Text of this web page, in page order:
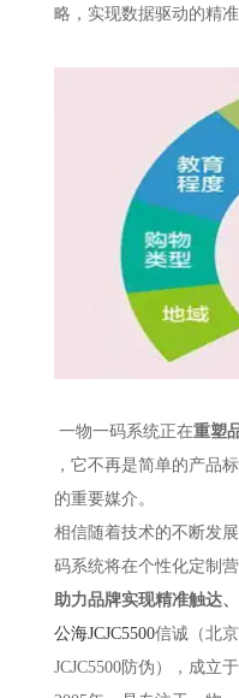
略，实现数据驱动的精准
一物一码系统正在重塑
，它不再是简单的产品
的重要媒介。
相信随着技术的不断发
码系统将在个性化定制
助力品牌实现精准触达
公海JCJC5500信诚（北
JCJC5500防伪），成立于